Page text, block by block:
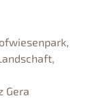
Gera